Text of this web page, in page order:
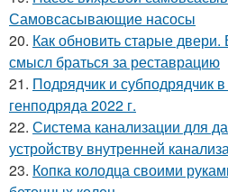
Самовсасывающие насосы
20. Как обновить старые двери.
смысл браться за реставрацию
21. Подрядчик и субподрядчик
генподряда 2022 г.
22. Система канализации для
устройству внутренней
23. Копка колодца своими